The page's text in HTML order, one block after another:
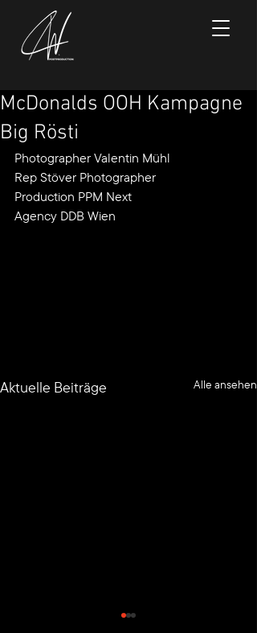
McDonalds OOH Kampagne
Big Rösti
Photographer Valentin Mühl
Rep Stöver Photographer
Production PPM Next
Agency DDB Wien
Aktuelle Beiträge Alle ansehen